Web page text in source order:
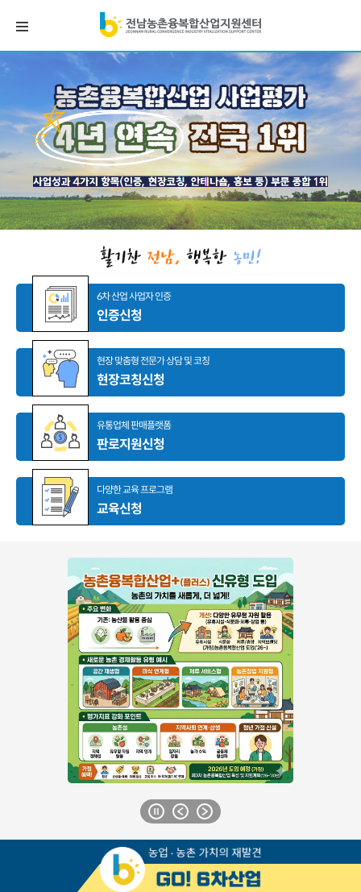
6차 산업 사업자 인증
인증신청
현장 맞춤형 전문가 상담 및 코칭
현장코칭신청
유통업체 판매플랫폼
판로지원신청
다양한 교육 프로그램
교육신청